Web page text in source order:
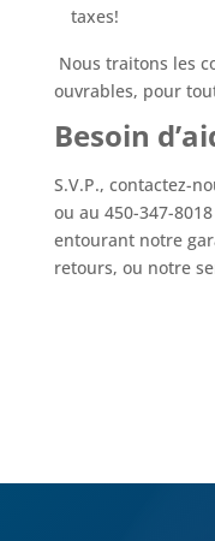
taxes!
Nous traitons les
ouvrables, pour
Besoin
S.V.P., contactez-
ou au 450-347-
entourant notre
retours, ou notre